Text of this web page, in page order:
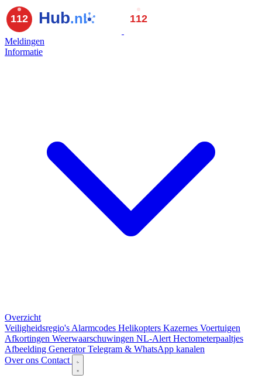
Meldingen
Informatie
Overzicht
Veiligheidsregio's Alarmcodes Helikopters Kazernes Voertuigen
Afkortingen Weerwaarschuwingen NL-Alert Hectometerpaaltjes
Afbeelding GeneratorTelegram & WhatsApp kanalen
Over ons Contact